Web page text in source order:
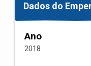
Dados do
Ano
2018